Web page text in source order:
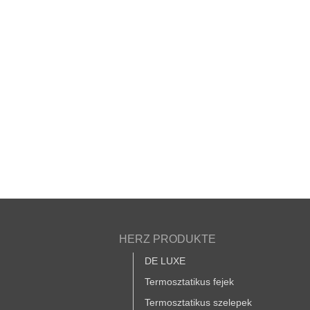
HERZ PRODUKTE
DE LUXE
Termosztatikus fejek
Termosztatikus szelepek